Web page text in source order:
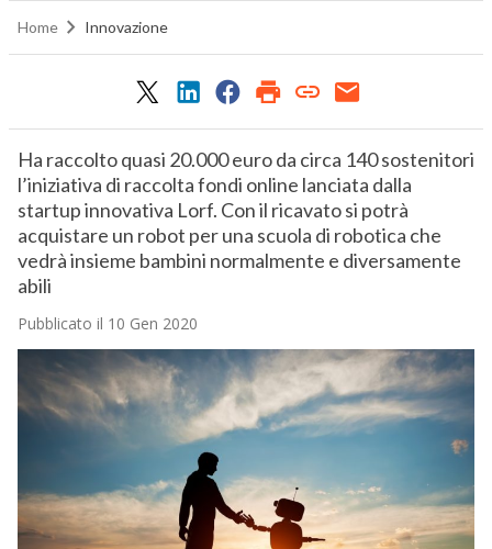
Home Innovazione
Ha raccolto quasi 20.000 euro da circa 140 sostenitori
l’iniziativa di raccolta fondi online lanciata dalla
startup innovativa Lorf. Con il ricavato si potrà
acquistare un robot per una scuola di robotica che
vedrà insieme bambini normalmente e diversamente
abili
Pubblicato il 10 Gen 2020